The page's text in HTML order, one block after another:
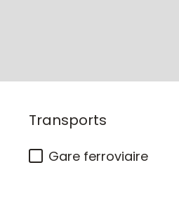
Transports
Gare ferroviaire